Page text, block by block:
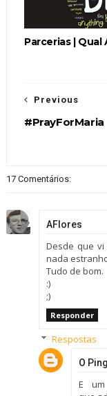
Parcerias | Qual
Previous
#PrayForMaria
17 Comentários:
AFlores
Desde que
nada
Tudo de bom.
:)
;)
Responder
Respostas
O
E